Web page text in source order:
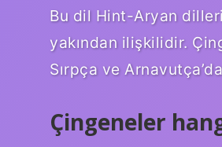
Bu dil Hint-Aryan
yakından ilişkilidir.
Sırpça ve
Çingeneler